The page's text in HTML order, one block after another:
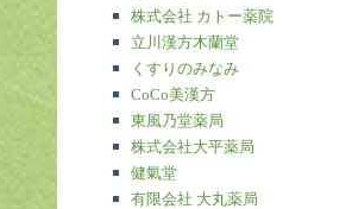
株式会社 カトー薬院
立川漢方木蘭堂
くすりのみなみ
CoCo美漢方
東風乃堂薬局
株式会社大平薬局
健氣堂
有限会社 大丸薬局